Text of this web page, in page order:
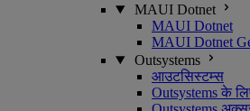
MAUI Dotnet
MAUI Dotnet
MAUI Dotnet
Outsystems
आउटसिस्टम्स
Outsystems के